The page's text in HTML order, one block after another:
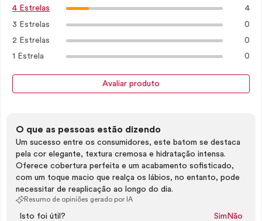
4 Estrelas 4
3 Estrelas
0
2 Estrelas
0
1 Estrela
0
Avaliar produto
O que as pessoas estão dizendo
Um sucesso entre os consumidores, este batom se destaca
pela cor elegante, textura cremosa e hidratação intensa.
Oferece cobertura perfeita e um acabamento sofisticado,
com um toque macio que realça os lábios, no entanto, pode
necessitar de reaplicação ao longo do dia.
Resumo de opiniões gerado por IA
Isto foi útil? Sim Não